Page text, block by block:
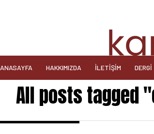
ANASAYFA HAKKIMIZDA İLETIŞIM DERGI
All posts tagged